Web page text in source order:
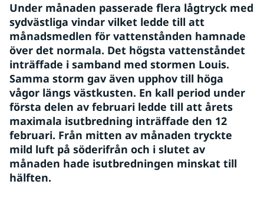
Under månaden passerade flera lågtryck med
sydvästliga vindar vilket ledde till att
månadsmedlen för vattenstånden hamnade
över det normala. Det högsta vattenståndet
inträffade i samband med stormen Louis.
Samma storm gav även upphov till höga
vågor längs västkusten. En kall period under
första delen av februari ledde till att årets
maximala isutbredning inträffade den 12
februari. Från mitten av månaden tryckte
mild luft på söderifrån och i slutet av
månaden hade isutbredningen minskat till
hälften.